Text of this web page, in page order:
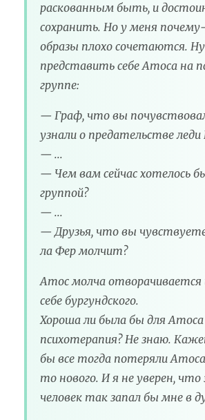
раскованным быть, и
сохранить. Но у меня
образы плохо сочетаются.
представить себе Атоса на
группе:
— Граф, что вы
узнали о предательстве
— ...
— Чем вам сейчас хотелось
группой?
— ...
— Друзья, что вы
ла Фер молчит?
Атос молча отворачивается
себе бургундского.
Хороша ли была бы для Атоса
психотерапия? Не знаю.
бы все тогда потеряли
то нового. И я не уверен,
человек так запал бы мне в